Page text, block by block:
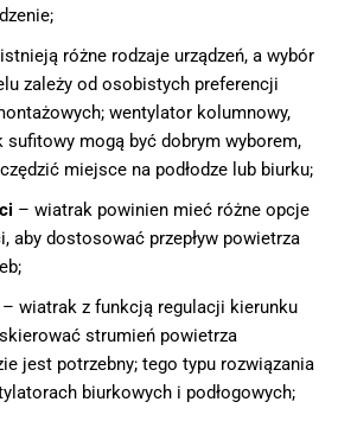
różne rodzaje urządzeń, a wybór
zależy od osobistych preferencji
wentylator kolumnowy,
mogą być dobrym wyborem,
miejsce na podłodze lub biurku;
– wiatrak powinien mieć różne opcje
aby dostosować przepływ powietrza
– wiatrak z funkcją regulacji kierunku
strumień powietrza
jest potrzebny; tego typu rozwiązania
biurkowych i podłogowych;